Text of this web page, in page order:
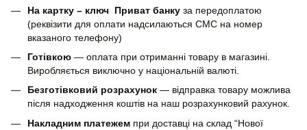
На картку – ключ Приват банку за передоплатою
(реквізити для оплати надсилаються СМС на номер
вказаного телефону)
Готівкою — оплата при отриманні товару в магазині.
Виробляється виключно у національній валюті.
Безготівковий розрахунок — відправка товару можлива
після надходження коштів на наш розрахунковий рахунок.
Накладним платежем при доставці на склад “Нової